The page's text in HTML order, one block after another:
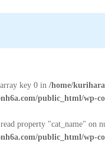
key 0 in/home/
public_html/wp-
property "cat_name" on
public_html/wp-